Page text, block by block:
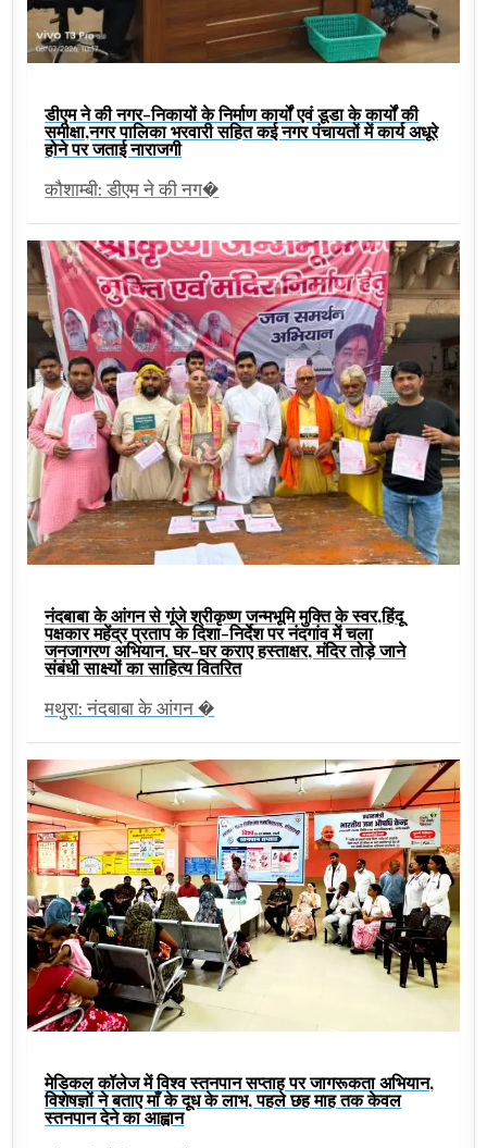
डीएम ने की नगर-निकायों के निर्माण कार्यों एवं डूडा के कार्यों की
समीक्षा,नगर पालिका भरवारी सहित कई नगर पंचायतों में कार्य अधूरे
होने पर जताई नाराजगी
कौशाम्बी: डीएम ने की नग�
नंदबाबा के आंगन से गूंजे श्रीकृष्ण जन्मभूमि मुक्ति के स्वर,हिंदू
पक्षकार महेंद्र प्रताप के दिशा-निर्देश पर नंदगांव में चला
जनजागरण अभियान, घर-घर कराए हस्ताक्षर, मंदिर तोड़े जाने
संबंधी साक्ष्यों का साहित्य वितरित
मथुरा: नंदबाबा के आंगन �
मेडिकल कॉलेज में विश्व स्तनपान सप्ताह पर जागरूकता अभियान,
विशेषज्ञों ने बताए माँ के दूध के लाभ, पहले छह माह तक केवल
स्तनपान देने का आह्वान